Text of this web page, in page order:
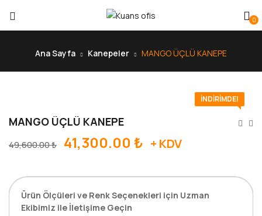
0
Ana Sayfa Kanepeler MANGO ÜÇLÜ KANEPE
İNDIRIMDE!
MANGO ÜÇLÜ KANEPE
49,600.00₺ 41,300.00 ₺ + KDV
Ürün Ölçüleri ve Renk Seçenekleri için Uzman
Ekibimiz ile İletişime Geçin